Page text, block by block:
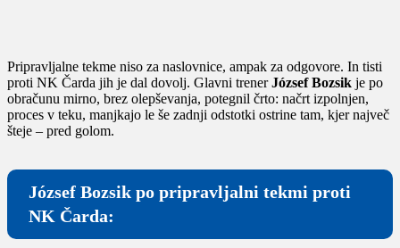
Pripravljalne tekme niso za naslovnice, ampak za odgovore. In tisti
proti NK Čarda jih je dal dovolj. Glavni trenerJózsef Bozsik je po
obračunu mirno, brez olepševanja, potegnil črto: načrt izpolnjen,
proces v teku, manjkajo le še zadnji odstotki ostrine tam, kjer največ
šteje – pred golom.
József Bozsik po pripravljalni tekmi proti
NK Čarda: